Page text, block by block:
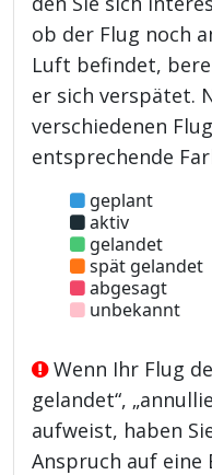
ob der Flug noch
Luft befindet,
er sich verspätet.
verschiedenen
entsprechende
geplant
aktiv
gelandet
spät gelandet
abgesagt
unbekannt
Wenn Ihr Flug
gelandet“,
aufweist, haben
Anspruch auf eine